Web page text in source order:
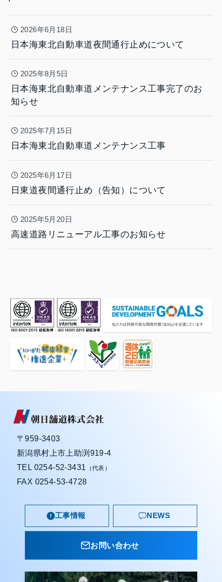
2026年6月18日
日本海東北自動車道夜間通行止めについて
2025年8月5日
日本海東北自動車道メンテナンス工事完了のお
知らせ
2025年7月15日
日本海東北自動車道メンテナンス工事
2025年6月17日
日東道夜間通行止め（告知）について
2025年5月20日
高速道路リニューアル工事のお知らせ
〒959-3403
新潟県村上市上助渕919-4
TEL 0254-52-3431 （代表）
FAX 0254-53-4728
工事情報 NEWS
お問い合わせ